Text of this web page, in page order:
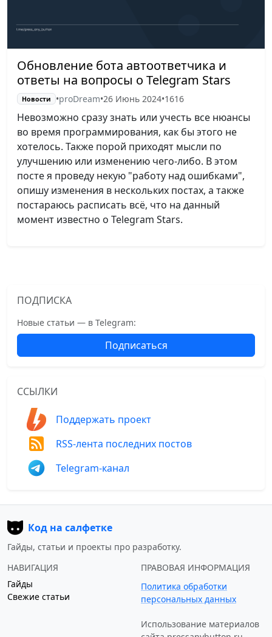
Обновление бота автоответчика и
ответы на вопросы о Telegram Stars
Новости •proDream•26 Июнь 2024•1616
Невозможно сразу знать или учесть все нюансы
во время программирования, как бы этого не
хотелось. Также порой приходят мысли по
улучшению или изменению чего-либо. В этом
посте я проведу некую "работу над ошибками",
опишу изменения в нескольких постах, а также
постараюсь расписать всё, что на данный
момент известно о Telegram Stars.
ПОДПИСКА
Новые статьи — в Telegram:
Подписаться
ССЫЛКИ
Поддержать проект
RSS-лента последних постов
Telegram-канал
Код на салфетке
Гайды, статьи и проекты про разработку.
НАВИГАЦИЯ
Гайды
Свежие статьи
ПРАВОВАЯ ИНФОРМАЦИЯ
Политика обработки
персональных данных
Использование материалов